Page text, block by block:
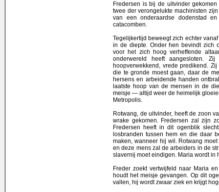
Fredersen is bij de uitvinder
twee der verongelukte machinisten
van een onderaardse dodenstad
catacomben.
Tegelijkertijd beweegt zich echter
in de diepte. Onder hen bevindt zich
voor het zich hoog verheffende
onderwereld heeft aangesloten.
hoopverwekkend, vrede predikend.
die te gronde moest gaan, daar de
hersens en arbeidende handen
laatste hoop van de mensen in de
meisje — altijd weer de heimelijk
Metropolis.
Rotwang, de uitvinder, heeft de zoon
wrake gekomen. Fredersen zal zijn
Fredersen heeft in dit ogenblik
losbranden tussen hem en die daar
maken, wanneer hij wil. Rotwang
en deze mens zal de arbeiders in de
slavernij moet eindigen. Maria wordt
Freder zoekt vertwijfeld naar Maria
houdt het meisje gevangen. Op dit
vallen, hij wordt zwaar ziek en krijgt